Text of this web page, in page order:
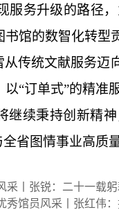
服务升级的路径
馆的数智化转型
传统文献服务迈
“订单式”的精准
继续秉持创新精
省图情事业高质
采丨张锐：二十一载
秀馆员风采丨张红伟